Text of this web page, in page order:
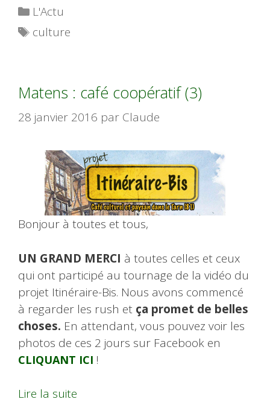
Catégories
L'Actu
Étiquettes
culture
Matens : café coopératif (3)
28 janvier 2016 par Claude
Bonjour à toutes et tous,
UN GRAND MERCI à toutes celles et ceux
qui ont participé au tournage de la vidéo du
projet Itinéraire-Bis. Nous avons commencé
à regarder les rush et ça promet de belles
choses. En attendant, vous pouvez voir les
photos de ces 2 jours sur Facebook en
CLIQUANT ICI !
Lire la suite